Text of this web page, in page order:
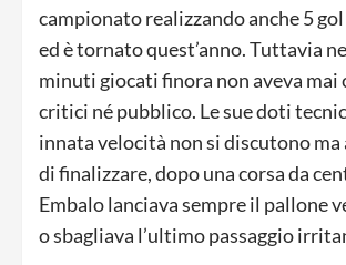
campionato realizzando anche 5
ed è tornato quest’anno. Tuttavia
minuti giocati finora non aveva mai
critici né pubblico. Le sue doti
innata velocità non si discutono
di finalizzare, dopo una corsa da
Embalo lanciava sempre il pallone
o sbagliava l’ultimo passaggio